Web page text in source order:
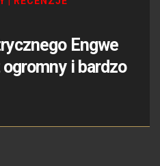
Engwe
i bardzo